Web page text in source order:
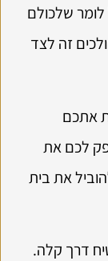
לומר שלכולם
זה לצד
אתכם
לכם את
את בית
דרך קלה.